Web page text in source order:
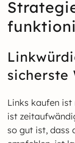
sicherste
Links kaufen
ist
so gut ist, dass